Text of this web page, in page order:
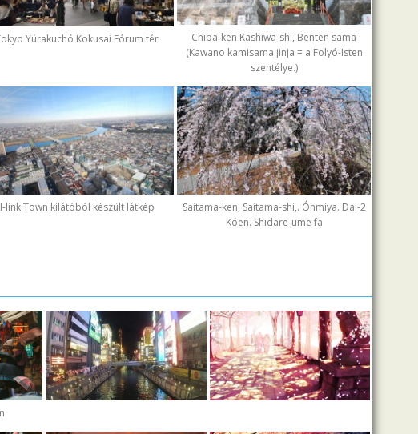
Yúrakuchó Kokusai Fórum tér
Chiba-ken Kashiwa-shi, Benten sama
(Kawano kamisama jinja = a Folyó-Isten
szentélye.)
I-link Town kilátóból készült látkép
Saitama-ken, Saitama-shi,. Ónmiya. Dai-2
Kóen. Shidare-ume fa